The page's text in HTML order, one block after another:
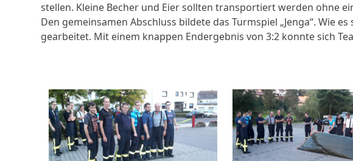
stellen. Kleine Becher und Eier sollten transportiert werden ohne
Den gemeinsamen Abschluss bildete das Turmspiel „Jenga“. Wie
gearbeitet. Mit einem knappen Endergebnis von 3:2 konnte sich